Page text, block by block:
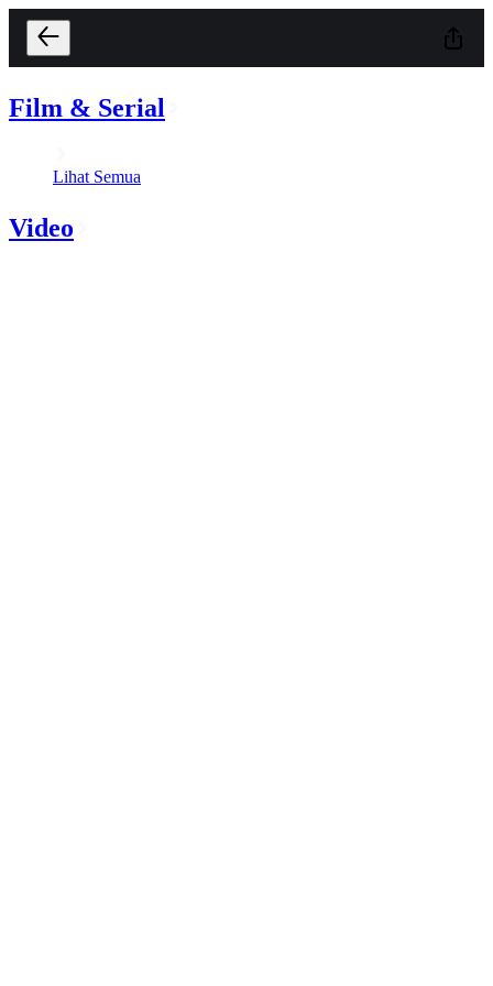
Film & Serial
Lihat Semua
Video